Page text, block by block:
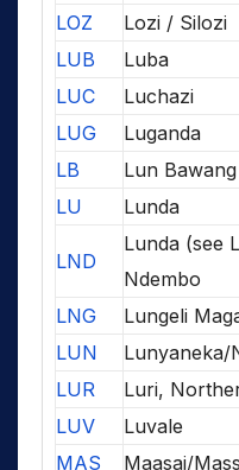
LOZ
Lozi / Silozi
LUB
Luba
LUC
Luchazi
LUG
Luganda
LB
Lun
LU
Lunda
LND
Lunda (see
Ndembo
LNG
Lungeli
LUN
Lunyaneka/
LUR
Luri,
LUV
Luvale
MAS
Maasai/